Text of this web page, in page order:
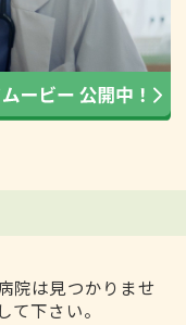
院は見つかりませ
下さい。